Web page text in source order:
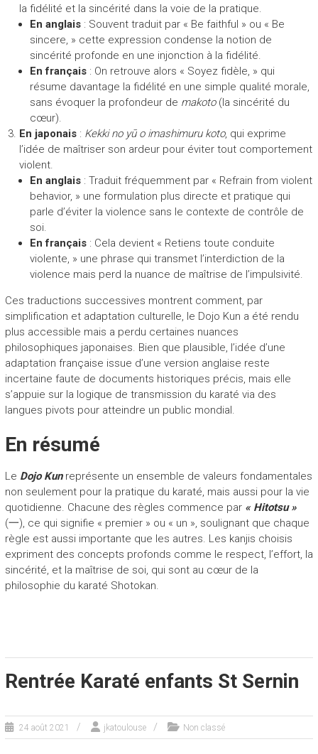
la fidélité et la sincérité dans la voie de la pratique.
En anglais: Souvent traduit par « Be faithful » ou « Be
sincere, » cette expression condense la notion de
sincérité profonde en une injonction à la fidélité.
En français: On retrouve alors « Soyez fidèle, » qui
résume davantage la fidélité en une simple qualité morale,
sans évoquer la profondeur de makoto(la sincérité du
cœur).
En japonais: Kekki no yū o imashimuru koto, qui exprime
l’idée de maîtriser son ardeur pour éviter tout comportement
violent.
En anglais: Traduit fréquemment par « Refrain from violent
behavior, » une formulation plus directe et pratique qui
parle d’éviter la violence sans le contexte de contrôle de
soi.
En français: Cela devient « Retiens toute conduite
violente, » une phrase qui transmet l’interdiction de la
violence mais perd la nuance de maîtrise de l’impulsivité.
Ces traductions successives montrent comment, par
simplification et adaptation culturelle, le Dojo Kun a été rendu
plus accessible mais a perdu certaines nuances
philosophiques japonaises. Bien que plausible, l’idée d’une
adaptation française issue d’une version anglaise reste
incertaine faute de documents historiques précis, mais elle
s’appuie sur la logique de transmission du karaté via des
langues pivots pour atteindre un public mondial.
En résumé
Le Dojo Kunreprésente un ensemble de valeurs fondamentales
non seulement pour la pratique du karaté, mais aussi pour la vie
quotidienne. Chacune des règles commence par « Hitotsu »
(一), ce qui signifie « premier » ou « un », soulignant que chaque
règle est aussi importante que les autres. Les kanjis choisis
expriment des concepts profonds comme le respect, l’effort, la
sincérité, et la maîtrise de soi, qui sont au cœur de la
philosophie du karaté Shotokan.
Rentrée Karaté enfants St Sernin
24 août 2021 jkatoulouse Non classé